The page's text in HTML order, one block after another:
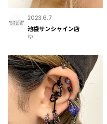
2023.6.7
池袋サンシャイン店
ゆ